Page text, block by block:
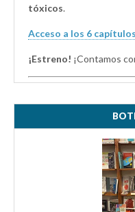
tóxicos.
Acceso a los 6 capítulos
¡Estreno! ¡Contamos